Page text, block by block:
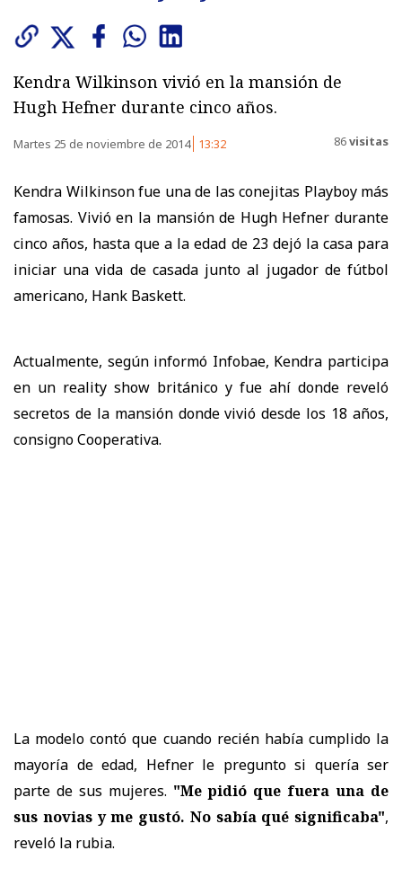
Kendra Wilkinson vivió en la mansión de
Hugh Hefner durante cinco años.
Martes 25 de noviembre de 2014 13:32 86visitas
Kendra Wilkinson fue una de las conejitas Playboy más
famosas. Vivió en la mansión de Hugh Hefner durante
cinco años, hasta que a la edad de 23 dejó la casa para
iniciar una vida de casada junto al jugador de fútbol
americano, Hank Baskett.
Actualmente, según informó Infobae, Kendra participa
en un reality show británico y fue ahí donde reveló
secretos de la mansión donde vivió desde los 18 años,
consigno Cooperativa.
La modelo contó que cuando recién había cumplido la
mayoría de edad, Hefner le pregunto si quería ser
parte de sus mujeres. "Me pidió que fuera una de
sus novias y me gustó. No sabía qué significaba",
reveló la rubia.